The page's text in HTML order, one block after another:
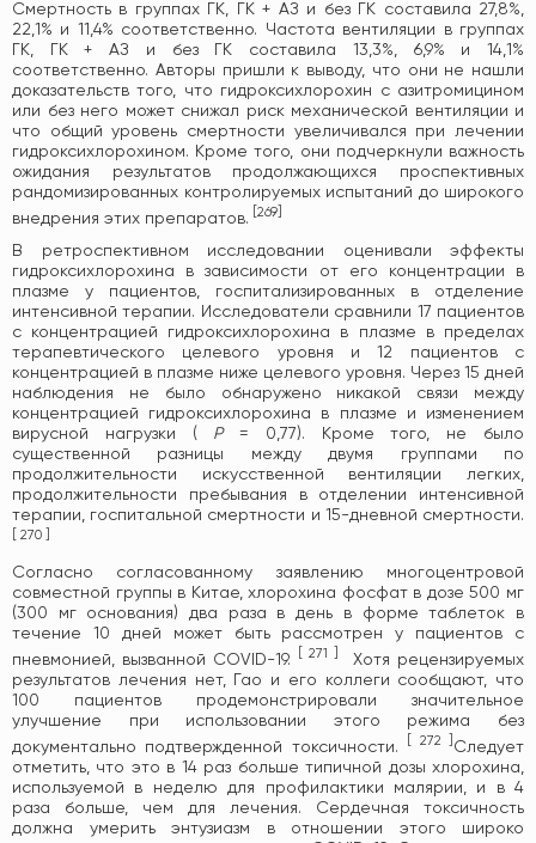
Смертность в группах ГК, ГК + АЗ и без ГК составила 27,8%,
22,1% и 11,4% соответственно. Частота вентиляции в группах
ГК, ГК + АЗ и без ГК составила 13,3%, 6,9% и 14,1%
соответственно. Авторы пришли к выводу, что они не нашли
доказательств того, что гидроксихлорохин с азитромицином
или без него может снижал риск механической вентиляции и
что общий уровень смертности увеличивался при лечении
гидроксихлорохином. Кроме того, они подчеркнули важность
ожидания результатов продолжающихся проспективных
рандомизированных контролируемых испытаний до широкого
внедрения этих препаратов.
269
В ретроспективном исследовании оценивали эффекты
гидроксихлорохина в зависимости от его концентрации в
плазме у пациентов, госпитализированных в отделение
интенсивной терапии. Исследователи сравнили 17 пациентов
с концентрацией гидроксихлорохина в плазме в пределах
терапевтического целевого уровня и 12 пациентов с
концентрацией в плазме ниже целевого уровня. Через 15 дней
наблюдения не было обнаружено никакой связи между
концентрацией гидроксихлорохина в плазме и изменением
вирусной нагрузки ( P= 0,77). Кроме того, не было
существенной разницы между двумя группами по
продолжительности искусственной вентиляции легких,
продолжительности пребывания в отделении интенсивной
терапии, госпитальной смертности и 15-дневной смертности.
270
Согласно согласованному заявлению многоцентровой
совместной группы в Китае, хлорохина фосфат в дозе 500 мг
(300 мг основания) два раза в день в форме таблеток в
течение 10 дней может быть рассмотрен у пациентов с
пневмонией, вызванной COVID-19.
[ 271 ]
Хотя рецензируемых
результатов лечения нет, Гао и его коллеги сообщают, что
100 пациентов продемонстрировали значительное
улучшение при использовании этого режима без
документально подтвержденной токсичности.
272
Следует
отметить, что это в 14 раз больше типичной дозы хлорохина,
используемой в неделю для профилактики малярии, и в 4
раза больше, чем для лечения. Сердечная токсичность
должна умерить энтузиазм в отношении этого широко